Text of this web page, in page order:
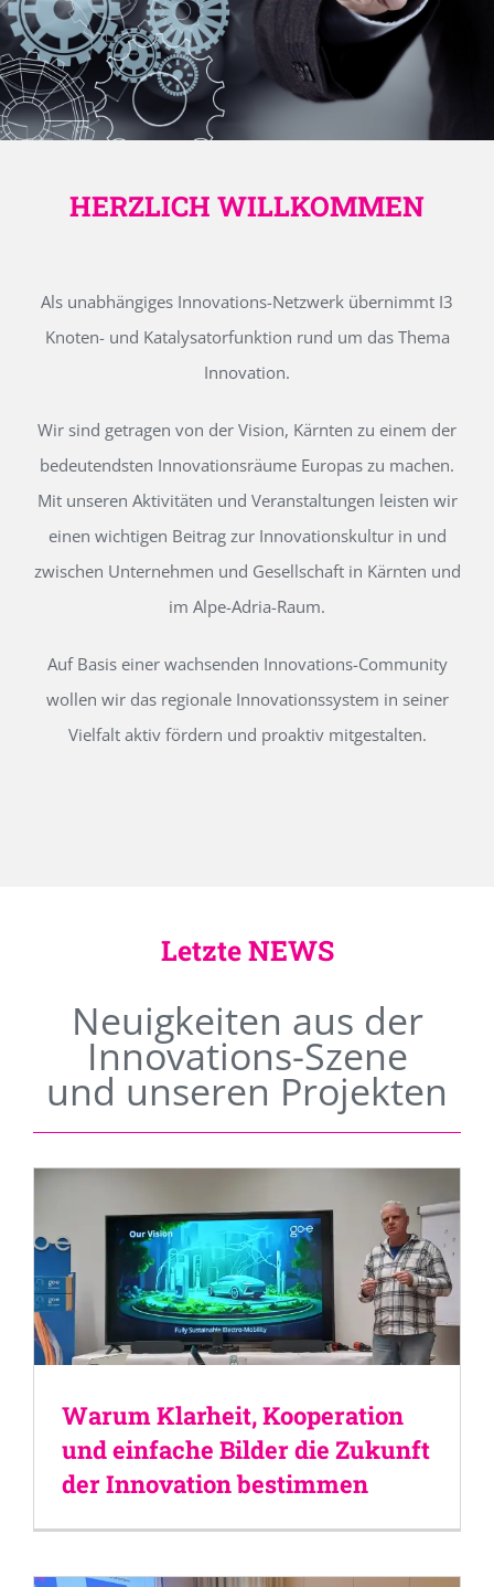
HERZLICH WILLKOMMEN
Als unabhängiges Innovations-Netzwerk übernimmt I3
Knoten- und Katalysatorfunktion rund um das Thema
Innovation.
Wir sind getragen von der Vision, Kärnten zu einem der
bedeutendsten Innovationsräume Europas zu machen.
Mit unseren Aktivitäten und Veranstaltungen leisten wir
einen wichtigen Beitrag zur Innovationskultur in und
zwischen Unternehmen und Gesellschaft in Kärnten und
im Alpe-Adria-Raum.
Auf Basis einer wachsenden Innovations-Community
wollen wir das regionale Innovationssystem in seiner
Vielfalt aktiv fördern und proaktiv mitgestalten.
Letzte NEWS
Neuigkeiten aus der
Innovations-Szene
und unseren Projekten
Warum Klarheit, Kooperation
und einfache Bilder die Zukunft
der Innovation bestimmen